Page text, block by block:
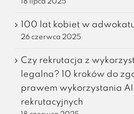
100 lat kobiet w
26 czerwca 2025
Czy rekrutacja z
legalna? 10 kroków do
prawem wykorzystania
rekrutacyjnych